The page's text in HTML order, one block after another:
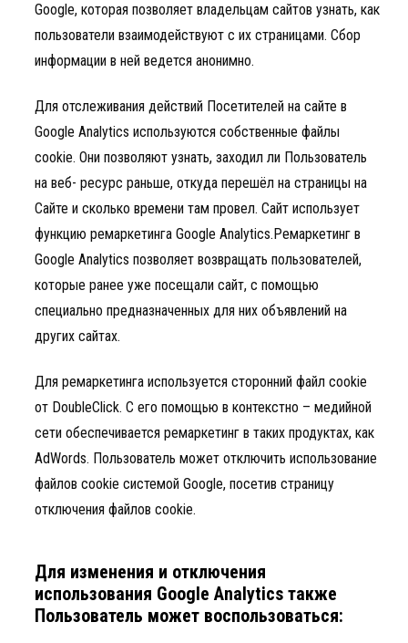
Google, которая позволяет владельцам сайтов узнать, как
пользователи взаимодействуют с их страницами. Сбор
информации в ней ведется анонимно.
Для отслеживания действий Посетителей на сайте в
Google Analytics используются собственные файлы
cookie. Они позволяют узнать, заходил ли Пользователь
на веб- ресурс раньше, откуда перешёл на страницы на
Сайте и сколько времени там провел. Сайт использует
функцию ремаркетинга Google Analytics.Ремаркетинг в
Google Analytics позволяет возвращать пользователей,
которые ранее уже посещали сайт, с помощью
специально предназначенных для них объявлений на
других сайтах.
Для ремаркетинга используется сторонний файл cookie
от DoubleClick. С его помощью в контекстно – медийной
сети обеспечивается ремаркетинг в таких продуктах, как
AdWords. Пользователь может отключить использование
файлов cookie системой Google, посетив страницу
отключения файлов cookie.
Для изменения и отключения
использования Google Analytics также
Пользователь может воспользоваться: